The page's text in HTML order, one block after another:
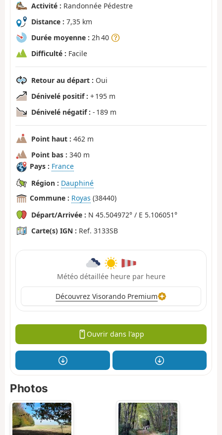
Activité : Randonnée Pédestre
Distance : 7,35 km
Durée moyenne : 2h 40
Difficulté : Facile
Retour au départ : Oui
Dénivelé positif : + 195 m
Dénivelé négatif : - 189 m
Point haut : 462 m
Point bas : 340 m
Pays : France
Région : Dauphiné
Commune : Royas (38440)
Départ/Arrivée : N 45.504972° / E 5.106051°
Carte(s) IGN : Ref. 3133SB
Météo détaillée heure par heure
Découvrez Visorando Premium
Ouvrir dans l'app
Photos